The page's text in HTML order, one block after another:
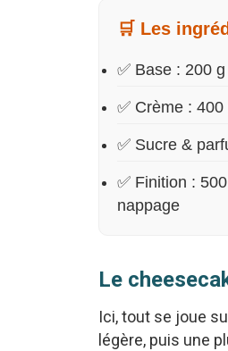
🛒 Les
✅ Base : 200
✅ Crème :
✅ Sucre &
✅ Finition :
nappage
Le
Ici, tout se joue
légère, puis une